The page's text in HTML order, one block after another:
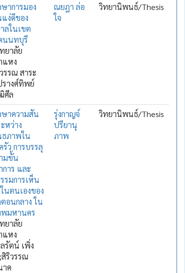
ษาการมอง
แง่ดีของ
ลในเขต
นนทบุรี
ยาลัย
แหง
รรณ สาระ
างศ์ทิพย์
ศีล
ณยฎา ล่อ
ใจ
วิทยานิพนธ์/Thesis
ษาความสัน
หว่าง
ภาพใน
รัว การบรรลุ
มขั้น
าร และ
รมการเห็น
นตนเองของ
ตอนกลาง ใน
พมหานคร
ยาลัย
แหง
รัตน์ เพิ่ง
ริวรรณ
าค
รุ่งกาญจ์
ปรียานุ
ภาพ
วิทยานิพนธ์/Thesis